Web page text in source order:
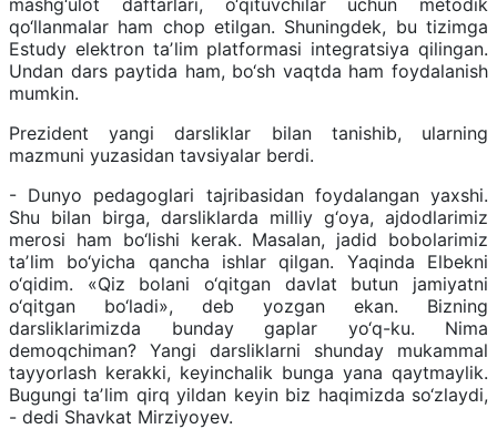
qo‘llanmalar ham chop etilgan. Shuningdek, bu tizimga
Estudy elektron taʼlim platformasi integratsiya qilingan.
Undan dars paytida ham, bo‘sh vaqtda ham foydalanish
mumkin.
Prezident yangi darsliklar bilan tanishib, ularning
mazmuni yuzasidan tavsiyalar berdi.
- Dunyo pedagoglari tajribasidan foydalangan yaxshi.
Shu bilan birga, darsliklarda milliy g‘oya, ajdodlarimiz
merosi ham bo‘lishi kerak. Masalan, jadid bobolarimiz
taʼlim bo‘yicha qancha ishlar qilgan. Yaqinda Elbekni
o‘qidim. «Qiz bolani o‘qitgan davlat butun jamiyatni
o‘qitgan bo‘ladi», deb yozgan ekan. Bizning
darsliklarimizda bunday gaplar yo‘q-ku. Nima
demoqchiman? Yangi darsliklarni shunday mukammal
tayyorlash kerakki, keyinchalik bunga yana qaytmaylik.
Bugungi taʼlim qirq yildan keyin biz haqimizda so‘zlaydi,
- dedi Shavkat Mirziyoyev.